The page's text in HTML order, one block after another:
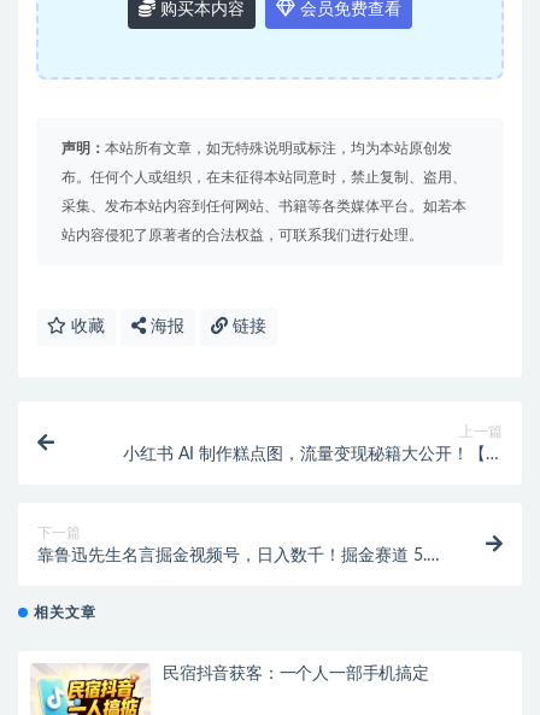
购买本内容 会员免费查看
声明： 本站所有文章，如无特殊说明或标注，均为本站原创发
布。任何个人或组织，在未征得本站同意时，禁止复制、盗用、
采集、发布本站内容到任何网站、书籍等各类媒体平台。如若本
站内容侵犯了原著者的合法权益，可联系我们进行处理。
收藏 海报 链接
上一篇
小红书 AI 制作糕点图，流量变现秘籍大公开！【专
下一篇
靠鲁迅先生名言掘金视频号，日入数千！掘金赛道 5.0
相关文章
民宿抖音获客：一个人一部手机搞定